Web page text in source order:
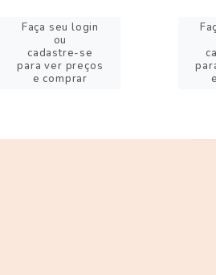
Faça seu login
ou
cadastre-se
para ver preços
e comprar